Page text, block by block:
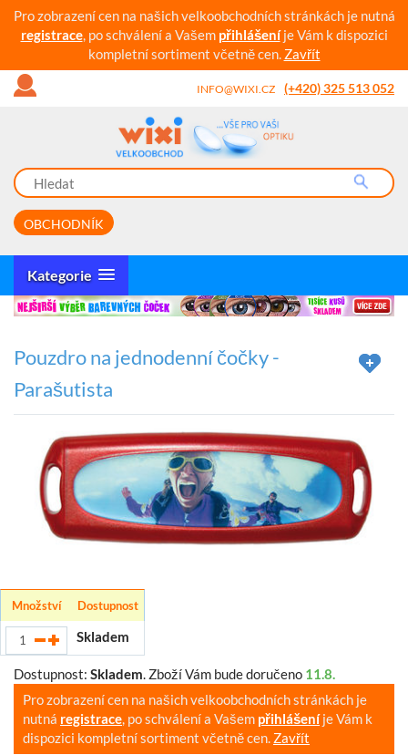
Pro zobrazení cen na našich velkoobchodních stránkách je nutná
registrace, po schválení a Vašem přihlášeníje Vám k dispozici
kompletní sortiment včetně cen. Zavřít
INFO@WIXI.CZ (+420) 325 513 052
OBCHODNÍK
Kategorie
Pouzdro na jednodenní čočky -
Parašutista
Množství Dostupnost
Skladem
Dostupnost: Skladem Zboží Vám bude doručeno 11.8.
Pro zobrazení cen na našich velkoobchodních stránkách je
nutná registrace , po schválení a Vašem přihlášeníje Vám k
dispozici kompletní sortiment včetně cen. Zavřít